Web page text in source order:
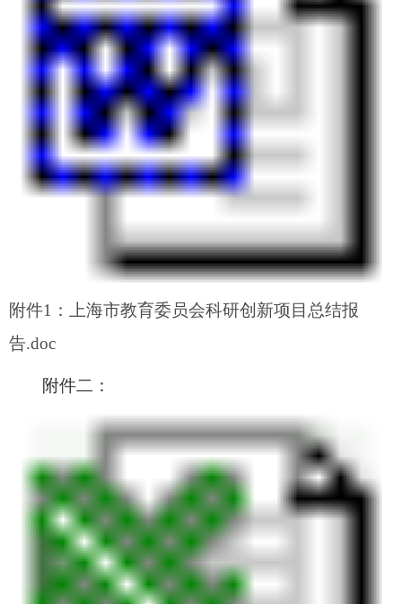
附件1：上海市教育委员会科研创新项目总结报
告.doc
附件二：